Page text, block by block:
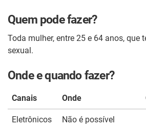
Quem pode fazer?
Toda mulher, entre 25 e 64 anos, que
sexual.
Onde e quando fazer?
Canais Onde
Eletrônicos Não é possível